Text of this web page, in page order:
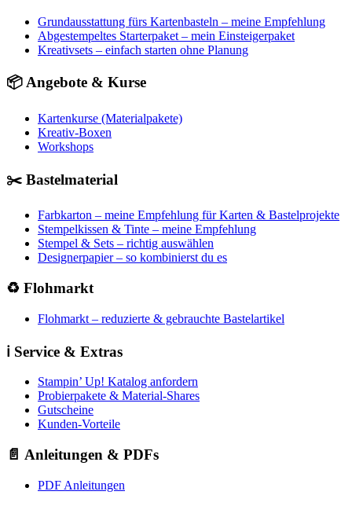
Grundausstattung fürs Kartenbasteln – meine Empfehlung
Abgestempeltes Starterpaket – mein Einsteigerpaket
Kreativsets – einfach starten ohne Planung
📦 Angebote & Kurse
Kartenkurse (Materialpakete)
Kreativ-Boxen
Workshops
✂️ Bastelmaterial
Farbkarton – meine Empfehlung für Karten & Bastelprojekte
Stempelkissen & Tinte – meine Empfehlung
Stempel & Sets – richtig auswählen
Designerpapier – so kombinierst du es
♻️ Flohmarkt
Flohmarkt – reduzierte & gebrauchte Bastelartikel
ℹ️ Service & Extras
Stampin’ Up! Katalog anfordern
Probierpakete & Material-Shares
Gutscheine
Kunden-Vorteile
📄 Anleitungen & PDFs
PDF Anleitungen